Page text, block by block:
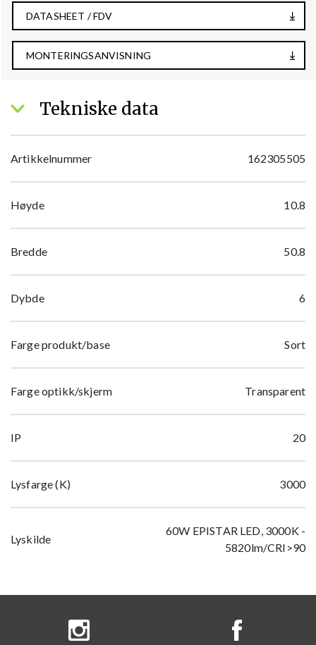
DATASHEET / FDV
MONTERINGSANVISNING
Tekniske data
Artikkelnummer 162305505
Høyde 10.8
Bredde 50.8
Dybde 6
Farge produkt/base Sort
Farge optikk/skjerm Transparent
IP 20
Lysfarge (K) 3000
Lyskilde
60W EPISTAR LED, 3000K -
5820lm/CRI>90